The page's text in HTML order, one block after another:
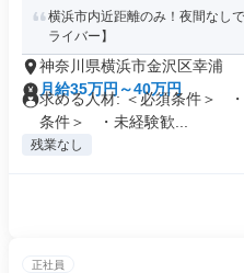
横浜市内近距離のみ！夜間なし
ライバー】
神奈川県横浜市金沢区幸浦
月給35万円～40万円
求める人材: ＜必須条件＞
条件＞ ・未経験歓...
残業なし
正社員